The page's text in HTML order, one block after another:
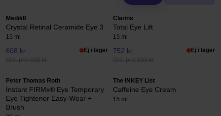
Medik8
Crystal Retinal Ceramide Eye 3
15 ml
608 kr
Ord. pris 695 kr
Ej i lager
Clarins
Total Eye Lift
15 ml
752 kr
Ord. pris 835 kr
Ej i lager
Peter Thomas Roth
Instant FIRMx® Eye Temporary
Eye Tightener Easy-Wear +
Brush
The INKEY List
Caffeine Eye Cream
15 ml